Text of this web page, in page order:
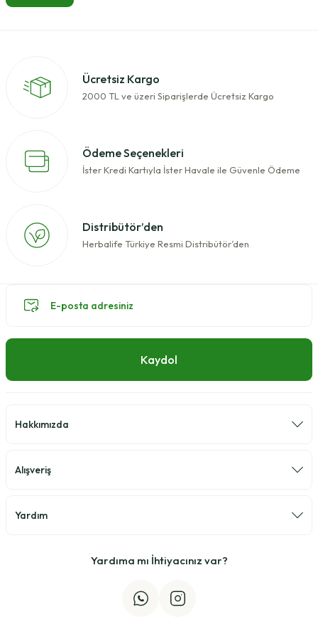
Ücretsiz Kargo
2000 TL ve üzeri Siparişlerde Ücretsiz Kargo
Ödeme Seçenekleri
İster Kredi Kartıyla İster Havale ile Güvenle Ödeme
Distribütör’den
Herbalife Türkiye Resmi Distribütör’den
Kaydol
Hakkımızda
Alışveriş
Yardım
Yardıma mı İhtiyacınız var?